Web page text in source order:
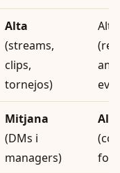
Alta
(streams,
clips,
tornejos)
Alta
Mitjana
(DMs i
managers)
Alta